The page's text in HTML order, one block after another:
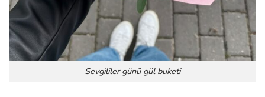
Sevgililer günü gül buketi